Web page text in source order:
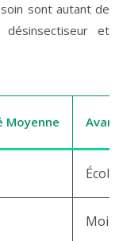
sont autant de
et
Moyenne